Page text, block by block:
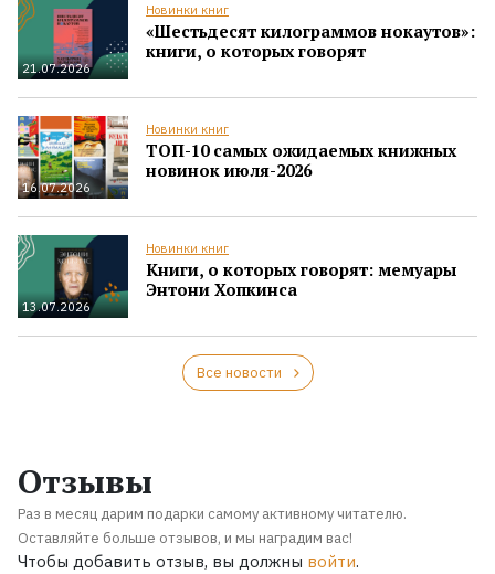
21.07.2026
Новинки книг
«Шестьдесят килограммов нокаутов»:
книги, о которых говорят
16.07.2026
Новинки книг
ТОП-10 самых ожидаемых книжных
новинок июля-2026
13.07.2026
Новинки книг
Книги, о которых говорят: мемуары
Энтони Хопкинса
Все новости
Отзывы
Раз в месяц дарим подарки самому активному читателю.
Оставляйте больше отзывов, и мы наградим вас!
Чтобы добавить отзыв, вы должны войти.